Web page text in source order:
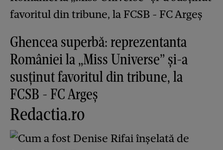
Ghencea superbă: reprezentanta
României la „Miss Universe” și-a
susținut favoritul din tribune, la
FCSB - FC Argeș
Redactia.ro